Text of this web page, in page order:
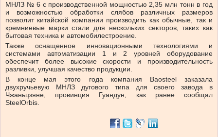
МНЛЗ № 6 с производственной мощностью 2,35 млн тонн в год
и возможностью обработки слябов различных размеров
позволит китайской компании производить как обычные, так и
кремниевые марки стали для нескольких секторов, таких как
бытовая техника и автомобилестроение.
Также оснащенное инновационными технологиями и
системами автоматизации 1 и 2 уровней оборудование
обеспечит более высокие скорости и производительность
разливки, улучшая качество продукции.
В конце мая этого года компания Baosteel заказала
двухручьевую МНЛЗ дугового типа для своего завода в
Чжаньцзяне, провинция Гуандун, как ранее сообщал
SteelOrbis.